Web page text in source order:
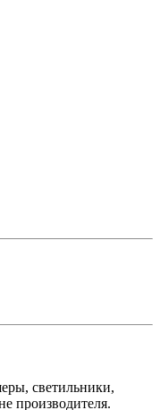
светильники,
производителя.